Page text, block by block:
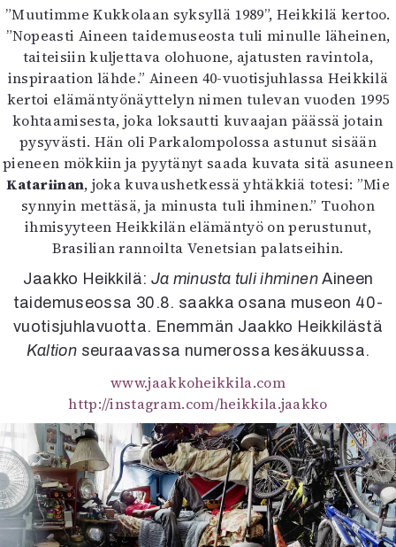
Kaltio ry
”Muutimme Kukkolaan syksyllä 1989”, Heikkilä kertoo.
”Nopeasti Aineen taidemuseosta tuli minulle läheinen,
taiteisiin kuljettava olohuone, ajatusten ravintola,
inspiraation lähde.” Aineen 40-vuotisjuhlassa Heikkilä
kertoi elämäntyönäyttelyn nimen tulevan vuoden 1995
kohtaamisesta, joka loksautti kuvaajan päässä jotain
pysyvästi. Hän oli Parkalompolossa astunut sisään
pieneen mökkiin ja pyytänyt saada kuvata sitä asuneen
Katariinan, joka kuvaushetkessä yhtäkkiä totesi: ”Mie
synnyin mettäsä, ja minusta tuli ihminen.” Tuohon
ihmisyyteen Heikkilän elämäntyö on perustunut,
Brasilian rannoilta Venetsian palatseihin.
Jaakko Heikkilä: Ja minusta tuli ihminenAineen
taidemuseossa 30.8. saakka osana museon 40-
vuotisjuhlavuotta. Enemmän Jaakko Heikkilästä
Kaltion seuraavassa numerossa kesäkuussa.
www.jaakkoheikkila.com
http://instagram.com/heikkila.jaakko